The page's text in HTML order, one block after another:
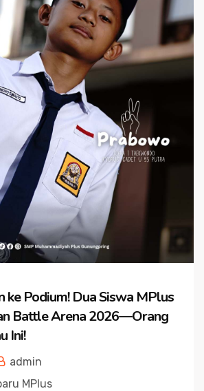
ke Podium! Dua Siswa MPlus
Battle Arena 2026—Orang
Ini!
admin
MPlus